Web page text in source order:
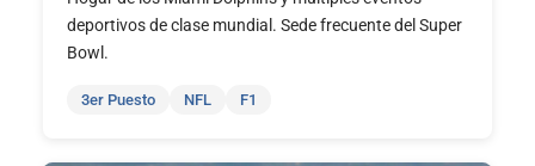
deportivos de clase mundial. Sede frecuente del Super
Bowl.
3er Puesto NFL F1